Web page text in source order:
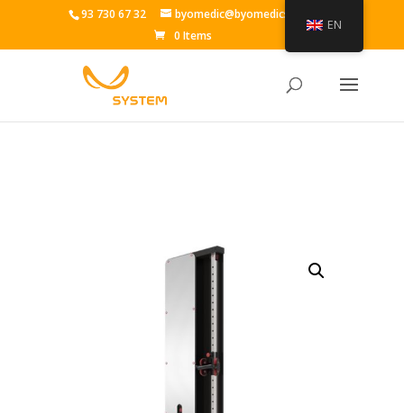
93 730 67 32
byomedic@byomedicsystem.es
0 Items
EN